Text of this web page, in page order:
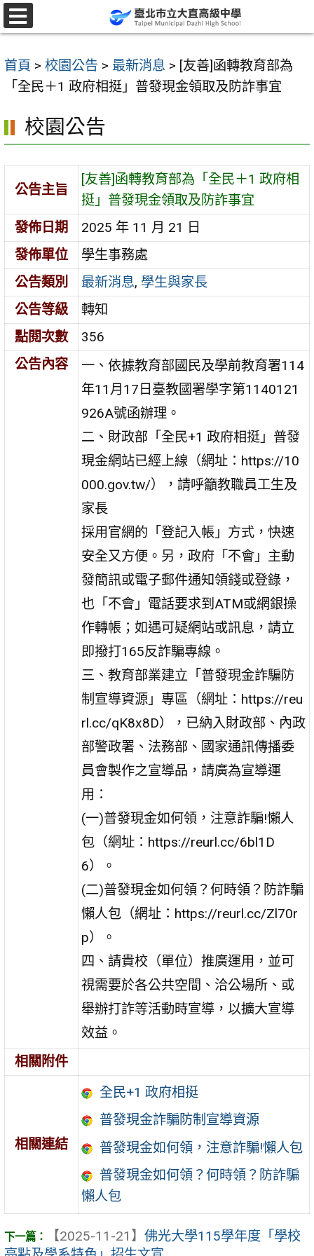
跳
至
要
區
首頁 > 校園公告 > 最新消息 > [友善]函轉教育部為
「全民＋1 政府相挺」普發現金領取及防詐事宜
校園公告
公告主旨
[友善]函轉教育部為「全民＋1 政府相
挺」普發現金領取及防詐事宜
發佈日期
2025 年 11 月 21 日
發佈單位
學生事務處
公告類別
最新消息, 學生與家長
公告等級
轉知
點閱次數
356
公告內容
一、依據教育部國民及學前教育署114
年11月17日臺教國署學字第1140121
926A號函辦理。
二、財政部「全民+1 政府相挺」普發
現金網站已經上線（網址：https://10
000.gov.tw/），請呼籲教職員工生及
家長
採用官網的「登記入帳」方式，快速
安全又方便。另，政府「不會」主動
發簡訊或電子郵件通知領錢或登錄，
也「不會」電話要求到ATM或網銀操
作轉帳；如遇可疑網站或訊息，請立
即撥打165反詐騙專線。
三、教育部業建立「普發現金詐騙防
制宣導資源」專區（網址：https://reu
rl.cc/qK8x8D），已納入財政部、內政
部警政署、法務部、國家通訊傳播委
員會製作之宣導品，請廣為宣導運
用：
(一)普發現金如何領，注意詐騙!懶人
包（網址：https://reurl.cc/6bl1D
6）。
(二)普發現金如何領？何時領？防詐騙
懶人包（網址：https://reurl.cc/Zl70r
p）。
四、請貴校（單位）推廣運用，並可
視需要於各公共空間、洽公場所、或
舉辦打詐等活動時宣導，以擴大宣導
效益。
相關附件
相關連結
全民+1 政府相挺
普發現金詐騙防制宣導資源
普發現金如何領，注意詐騙!懶人包
普發現金如何領？何時領？防詐騙
懶人包
【2025-11-21】 佛光大學115學年度「學校
選
單